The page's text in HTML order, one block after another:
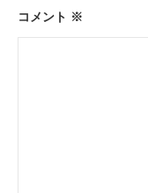
ョ
ン
コメント ※